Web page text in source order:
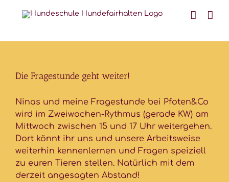
Die Fragestunde geht weiter!
Ninas und meine Fragestunde bei Pfoten&Co
wird im Zweiwochen-Rythmus (gerade KW) am
Mittwoch zwischen 15 und 17 Uhr weitergehen.
Dort könnt ihr uns und unsere Arbeitsweise
weiterhin kennenlernen und Fragen speiziell
zu euren Tieren stellen. Natürlich mit dem
derzeit angesagten Abstand!